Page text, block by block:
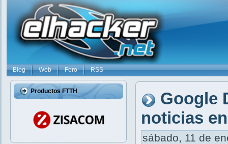
Blog Web Foro RSS
Productos FTTH
Google
noticias
sábado, 11 de